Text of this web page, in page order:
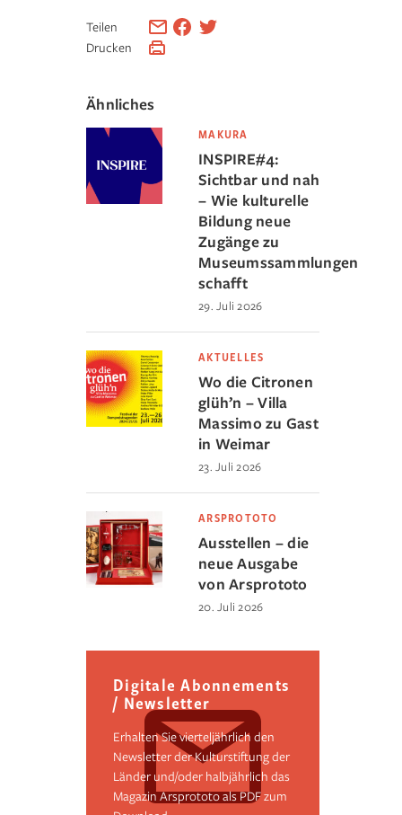
Teilen
Drucken
Ähnliches
MAKURA
INSPIRE#4:
Sichtbar und nah
– Wie kulturelle
Bildung neue
Zugänge zu
Museumssammlungen
schafft
29. Juli 2026
AKTUELLES
Wo die Citronen
glüh’n – Villa
Massimo zu Gast
in Weimar
23. Juli 2026
ARSPROTOTO
Ausstellen – die
neue Ausgabe
von Arsprototo
20. Juli 2026
Digitale Abonnements
/ Newsletter
Erhalten Sie vierteljährlich den
Newsletter der Kulturstiftung der
Länder und/oder halbjährlich das
Magazin Arsprototo als PDF zum